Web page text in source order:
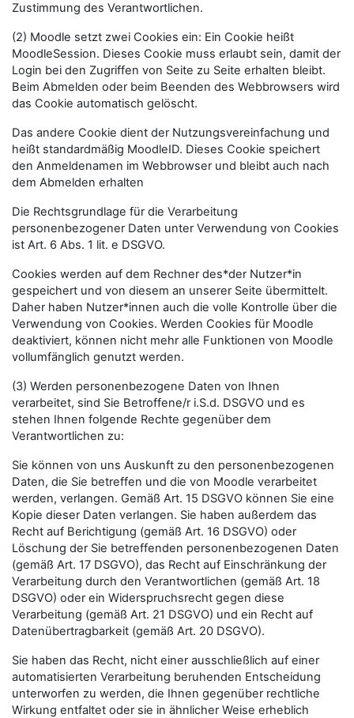
Zustimmung des Verantwortlichen.
(2) Moodle setzt zwei Cookies ein: Ein Cookie heißt
MoodleSession. Dieses Cookie muss erlaubt sein, damit der
Login bei den Zugriffen von Seite zu Seite erhalten bleibt.
Beim Abmelden oder beim Beenden des Webbrowsers wird
das Cookie automatisch gelöscht.
Das andere Cookie dient der Nutzungsvereinfachung und
heißt standardmäßig MoodleID. Dieses Cookie speichert
den Anmeldenamen im Webbrowser und bleibt auch nach
dem Abmelden erhalten
Die Rechtsgrundlage für die Verarbeitung
personenbezogener Daten unter Verwendung von Cookies
ist Art. 6 Abs. 1 lit. e DSGVO.
Cookies werden auf dem Rechner des*der Nutzer*in
gespeichert und von diesem an unserer Seite übermittelt.
Daher haben Nutzer*innen auch die volle Kontrolle über die
Verwendung von Cookies. Werden Cookies für Moodle
deaktiviert, können nicht mehr alle Funktionen von Moodle
vollumfänglich genutzt werden.
(3) Werden personenbezogene Daten von Ihnen
verarbeitet, sind Sie Betroffene/r i.S.d. DSGVO und es
stehen Ihnen folgende Rechte gegenüber dem
Verantwortlichen zu:
Sie können von uns Auskunft zu den personenbezogenen
Daten, die Sie betreffen und die von Moodle verarbeitet
werden, verlangen. Gemäß Art. 15 DSGVO können Sie eine
Kopie dieser Daten verlangen. Sie haben außerdem das
Recht auf Berichtigung (gemäß Art. 16 DSGVO) oder
Löschung der Sie betreffenden personenbezogenen Daten
(gemäß Art. 17 DSGVO), das Recht auf Einschränkung der
Verarbeitung durch den Verantwortlichen (gemäß Art. 18
DSGVO) oder ein Widerspruchsrecht gegen diese
Verarbeitung (gemäß Art. 21 DSGVO) und ein Recht auf
Datenübertragbarkeit (gemäß Art. 20 DSGVO).
Sie haben das Recht, nicht einer ausschließlich auf einer
automatisierten Verarbeitung beruhenden Entscheidung
unterworfen zu werden, die Ihnen gegenüber rechtliche
Wirkung entfaltet oder sie in ähnlicher Weise erheblich